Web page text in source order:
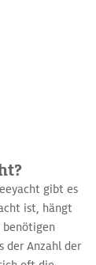
gibt es
ist, hängt
benötigen
der Anzahl der